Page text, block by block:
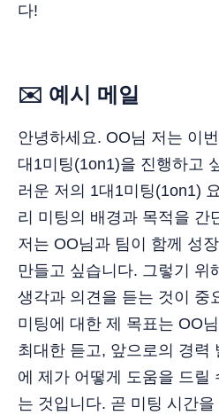
다!
✉️ 예시 메일
안녕하세요. OO님 저는 이
대1미팅(1on1)을 진행하고
러운 저의 1대1미팅(1on1)
리 미팅의 배경과 목적을 간
저는 OO님과 팀이 함께 성
만들고 싶습니다. 그렇기 위
생각과 의견을 듣는 것이 중
미팅에 대한 제 목표는 OO
최대한 듣고, 앞으로의 경력
에 제가 어떻게 도움을 드릴
는 것입니다. 곧 미팅 시간